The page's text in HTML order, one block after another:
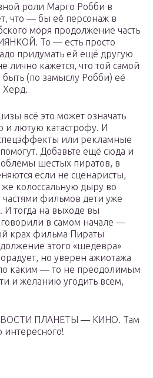
роли Марго Робби в
что — бы её персонаж в
моря продолжение часть
То — есть просто
придумать ей ещё другую
лично кажется, что той самой
(по замыслу Робби) её
Херд.
всё это может означать
и лютую катастрофу. И
или рекламные
Добавьте ещё сюда и
шестых пиратов, в
если не сценаристы,
колоссальную дыру во
фильмов дети уже
И тогда на выходе вы
в самом начале —
крах фильма Пираты
этого «шедевра»
но уверен ажиотажа
каким — то не преодолимым
и желанию угодить всем,
ПЛАНЕТЫ — КИНО. Там